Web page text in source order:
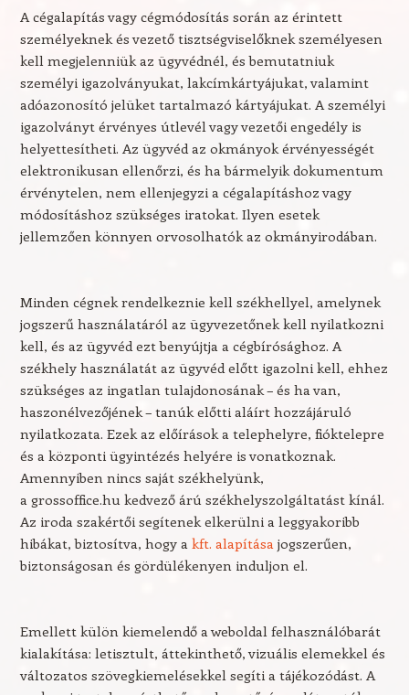
A cégalapítás vagy cégmódosítás során az érintett
személyeknek és vezető tisztségviselőknek személyesen
kell megjelenniük az ügyvédnél, és bemutatniuk
személyi igazolványukat, lakcímkártyájukat, valamint
adóazonosító jelüket tartalmazó kártyájukat. A személyi
igazolványt érvényes útlevél vagy vezetői engedély is
helyettesítheti. Az ügyvéd az okmányok érvényességét
elektronikusan ellenőrzi, és ha bármelyik dokumentum
érvénytelen, nem ellenjegyzi a cégalapításhoz vagy
módosításhoz szükséges iratokat. Ilyen esetek
jellemzően könnyen orvosolhatók az okmányirodában.
Minden cégnek rendelkeznie kell székhellyel, amelynek
jogszerű használatáról az ügyvezetőnek kell nyilatkozni
kell, és az ügyvéd ezt benyújtja a cégbírósághoz. A
székhely használatát az ügyvéd előtt igazolni kell, ehhez
szükséges az ingatlan tulajdonosának – és ha van,
haszonélvezőjének – tanúk előtti aláírt hozzájáruló
nyilatkozata. Ezek az előírások a telephelyre, fióktelepre
és a központi ügyintézés helyére is vonatkoznak.
Amennyiben nincs saját székhelyünk,
a grossoffice.hu kedvező árú székhelyszolgáltatást kínál.
Az iroda szakértői segítenek elkerülni a leggyakoribb
hibákat, biztosítva, hogy a kft. alapításajogszerűen,
biztonságosan és gördülékenyen induljon el.
Emellett külön kiemelendő a weboldal felhasználóbarát
kialakítása: letisztult, áttekinthető, vizuális elemekkel és
változatos szövegkiemelésekkel segíti a tájékozódást. A